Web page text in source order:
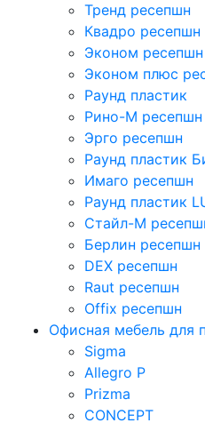
Тренд ресепшн
Квадро ресепшн
Эконом ресепшн
Эконом плюс
Раунд пластик
Рино-М ресепшн
Эрго ресепшн
Раунд пластик
Имаго ресепшн
Раунд пластик
Стайл-М
Берлин ресепшн
DEX ресепшн
Raut ресепшн
Offix ресепшн
Офисная мебель для
Sigma
Allegro P
Prizma
CONCEPT